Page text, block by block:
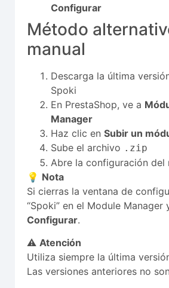
Configurar
Método
manual
Descarga la última
Spoki
En PrestaShop, ve a
Manager
Haz clic en Subir un
Sube el archivo .zip
Abre la configuración del
💡 Nota
Si cierras la ventana de
“Spoki” en el Module Manager
Configurar.
⚠️ Atención
Utiliza siempre la última
Las versiones anteriores no